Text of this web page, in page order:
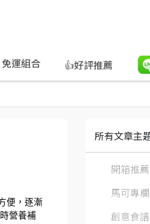
免運組合 👍好評推薦
便，逐漸
營養補
所有文章主
開箱推薦
馬可專欄
創意食譜